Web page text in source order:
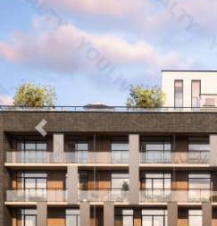
Previous